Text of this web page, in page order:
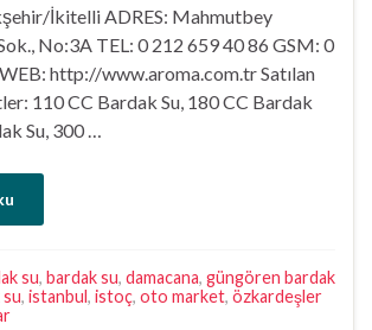
İkitelli ADRES: Mahmutbey
No:3A TEL: 0 212 659 40 86 GSM: 0
http://www.aroma.com.tr Satılan
110 CC Bardak Su, 180 CC Bardak
Su, 300 …
su, bardak su, damacana, güngören bardak
, istanbul, istoç, oto market, özkardeşler